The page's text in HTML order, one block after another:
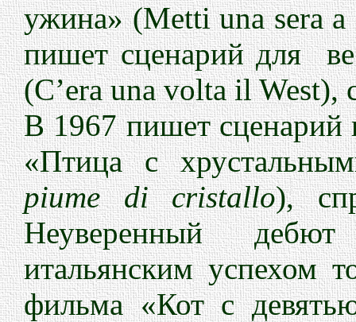
ужина» (Metti una sera a
пишет сценарий для
(C’era una volta il
В 1967 пишет сценарий
«Птица с
piume di cristallo),
Неуверенный
итальянским успехом
фильма «Кот с